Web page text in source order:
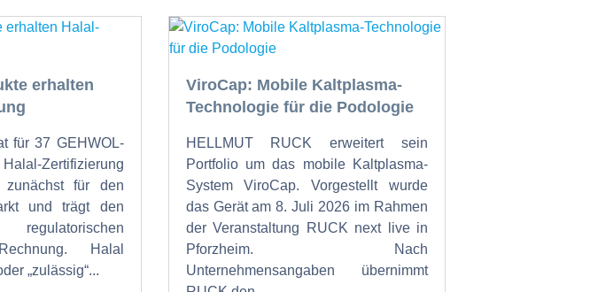
erhalten
für 37 GEHWOL-
Zertifizierung
für den
und trägt den
Halal
„zulässig“...
ViroCap: Mobile Kaltplasma-
Technologie für die Podologie
HELLMUT RUCK erweitert sein
Portfolio um das mobile Kaltplasma-
System ViroCap. Vorgestellt wurde
das Gerät am 8. Juli 2026 im Rahmen
der Veranstaltung RUCK next live in
Pforzheim. Nach
Unternehmensangaben übernimmt